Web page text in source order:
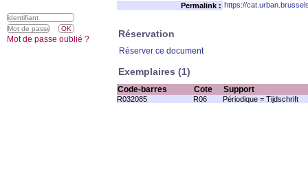
Permalink : https://
Réservation
Réserver ce document
Exemplaires (1)
Code-barres Cote Support
R032085 R06 Périodique = Tijdschrift
Mot de passe oublié ?